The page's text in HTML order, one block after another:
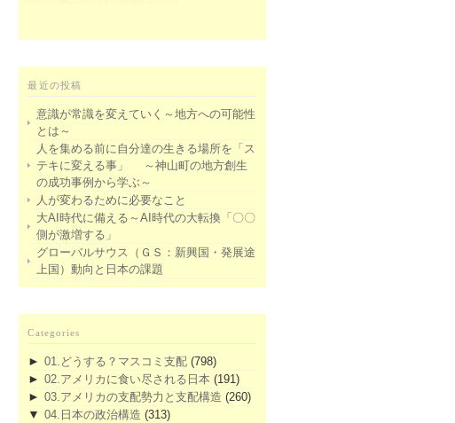
最近の投稿
意識が常識を変えていく～地方への可能性
とは～
人を集める前に自分達の生きる場所を「ス
テキに変える事」 ～神山町の地方創生
の成功事例から学ぶ～
人が変わるために必要なこと
大AI時代に備える～AI時代の大転換「〇〇
側が激増する」
グローバルサウス（ＧＳ：新興国・発展途
上国）動向と日本の課題
Categories
► 01.どうする？マスコミ支配 (798)
► 02.アメリカに食い尽される日本 (191)
► 03.アメリカの支配勢力と支配構造 (260)
▼ 04.日本の政治構造 (313)